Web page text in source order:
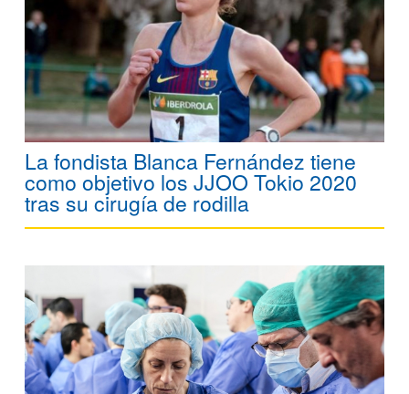
La fondista Blanca Fernández tiene
como objetivo los JJOO Tokio 2020
tras su cirugía de rodilla